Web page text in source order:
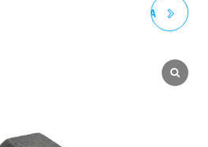
REDUCCIÓN CONCÉNTRICA